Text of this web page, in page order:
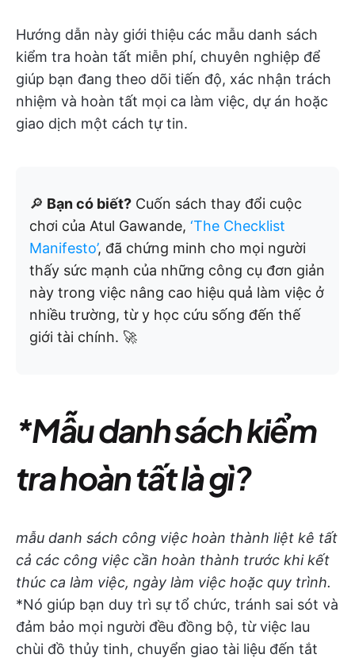
Hướng dẫn này giới thiệu các mẫu danh sách
kiểm tra hoàn tất miễn phí, chuyên nghiệp để
giúp bạn đang theo dõi tiến độ, xác nhận trách
nhiệm và hoàn tất mọi ca làm việc, dự án hoặc
giao dịch một cách tự tin.
🔎 Bạn có biết? Cuốn sách thay đổi cuộc
chơi của Atul Gawande, ‘The Checklist
Manifesto’, đã chứng minh cho mọi người
thấy sức mạnh của những công cụ đơn giản
này trong việc nâng cao hiệu quả làm việc ở
nhiều trường, từ y học cứu sống đến thế
giới tài chính. 🚀
*Mẫu danh sách kiểm
tra hoàn tất là gì?
mẫu danh sách công việc hoàn thành liệt kê tất
cả các công việc cần hoàn thành trước khi kết
thúc ca làm việc, ngày làm việc hoặc quy trình.
*Nó giúp bạn duy trì sự tổ chức, tránh sai sót và
đảm bảo mọi người đều đồng bộ, từ việc lau
chùi đồ thủy tinh, chuyển giao tài liệu đến tắt